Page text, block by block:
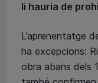
li hauria de
L’aprenentatge
ha excepcions:
obra abans dels